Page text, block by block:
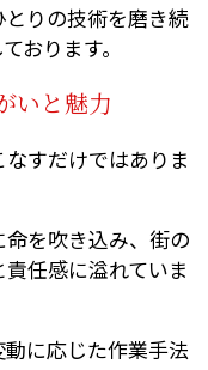
りの技術を磨き続
おります。
いと魅力
すだけではありま
を吹き込み、街の
任感に溢れていま
に応じた作業手法